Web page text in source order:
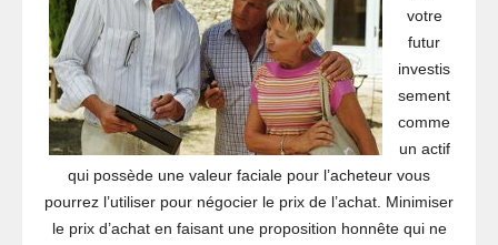
votre
futur
investis
sement
comme
un actif
qui possède une valeur faciale pour l’acheteur vous
pourrez l’utiliser pour négocier le prix de l’achat. Minimiser
le prix d’achat en faisant une proposition honnête qui ne